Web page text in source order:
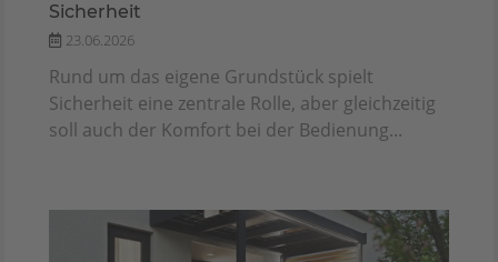
Sicherheit
23.06.2026
Rund um das eigene Grundstück spielt
Sicherheit eine zentrale Rolle, aber gleichzeitig
soll auch der Komfort bei der Bedienung...